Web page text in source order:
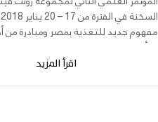
مفهوم جديد للتغذية بمصر ومبادرة
ابدأ مشروعك بحضور عدد كبير من...
اقرأ المزيد